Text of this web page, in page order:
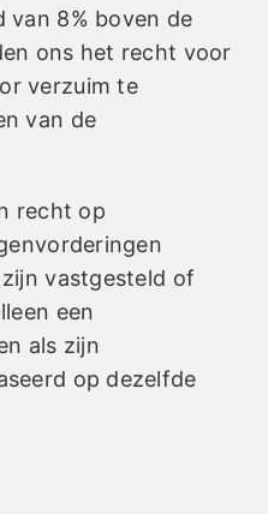
van 8% boven de
ons het recht voor
verzuim te
van de
recht op
vastgesteld of
een
als zijn
op dezelfde